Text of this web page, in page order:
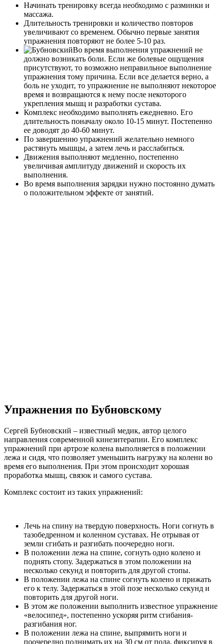
Начинать тренировку всегда необходимо с разминки и
массажа.
Длительность тренировки и количество повторов
увеличивают со временем. Обычно первые занятия
упражнения повторяют не более 5-10 раз.
Во время выполнения упражнений не
должно возникать боли. Если же болевые ощущения
присутствуют, то возможно неправильное выполнение
упражнения тому причина. Если все делается верно, а
боль не уходит, то упражнение не выполняют некоторое
время и возвращаются к нему после некоторого
укрепления мышц и разработки сустава.
Комплекс необходимо выполнять ежедневно. Его
длительность поначалу около 10-15 минут. Постепенно
ее доводят до 40-60 минут.
По завершению упражнений желательно немного
растянуть мышцы, а затем лечь и расслабиться.
Движения выполняют медленно, постепенно
увеличивая амплитуду движений и скорость их
выполнения.
Во время выполнения зарядки нужно постоянно думать
о положительном эффекте от занятий.
Упражнения по Бубновскому
Сергей Бубновский – известный медик, автор целого
направления современной кинезитерапии. Его комплекс
упражнений при артрозе колена выполняется в положении
лежа и сидя, что позволяет уменьшить нагрузку на колени во
время его выполнения. При этом происходит хорошая
проработка мышц, связок и самого сустава.
Комплекс состоит из таких упражнений:
Лечь на спину на твердую поверхность. Ноги согнуть в
тазобедренном и коленном суставах. Не отрывая от
земли сгибать и разгибать поочередно ноги.
В положении лежа на спине, согнуть одно колено и
поднять стопу. Задержаться в этом положении на
несколько секунд и повторить для другой стопы.
В положении лежа на спине согнуть колено и прижать
его к телу. Задержаться в этой позе несколько секунд и
повторить для другой ноги.
В этом же положении выполнить известное упражнение
«велосипед», постепенно ускоряя ритм сгибания-
разгибания ног.
В положении лежа на спине, выпрямить ноги и
поочередно поднимать их на 30 см от пола, фиксируя в